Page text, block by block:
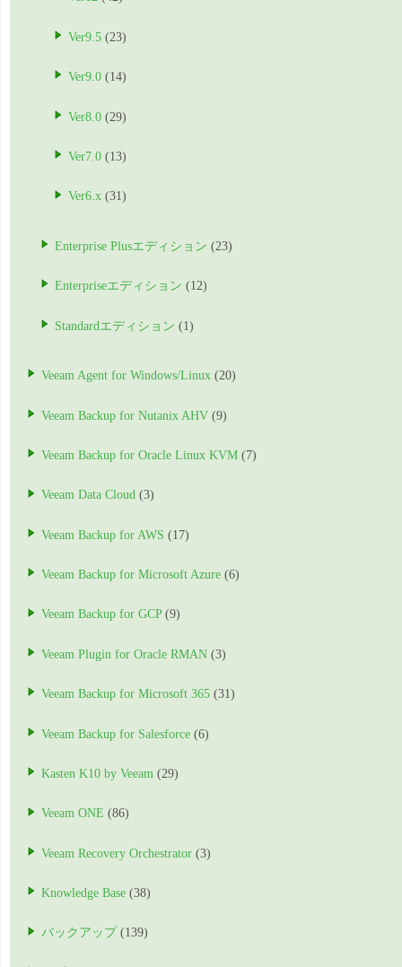
Ver9.5 (23)
Ver9.0 (14)
Ver8.0 (29)
Ver7.0 (13)
Ver6.x (31)
Enterprise Plusエディション (23)
Enterpriseエディション (12)
Standardエディション (1)
Veeam Agent for Windows/Linux (20)
Veeam Backup for Nutanix AHV (9)
Veeam Backup for Oracle Linux KVM (7)
Veeam Data Cloud (3)
Veeam Backup for AWS (17)
Veeam Backup for Microsoft Azure (6)
Veeam Backup for GCP(9)
Veeam Plugin for Oracle RMAN (3)
Veeam Backup for Microsoft 365 (31)
Veeam Backup for Salesforce (6)
Kasten K10 by Veeam (29)
Veeam ONE (86)
Veeam Recovery Orchestrator (3)
Knowledge Base (38)
バックアップ (139)